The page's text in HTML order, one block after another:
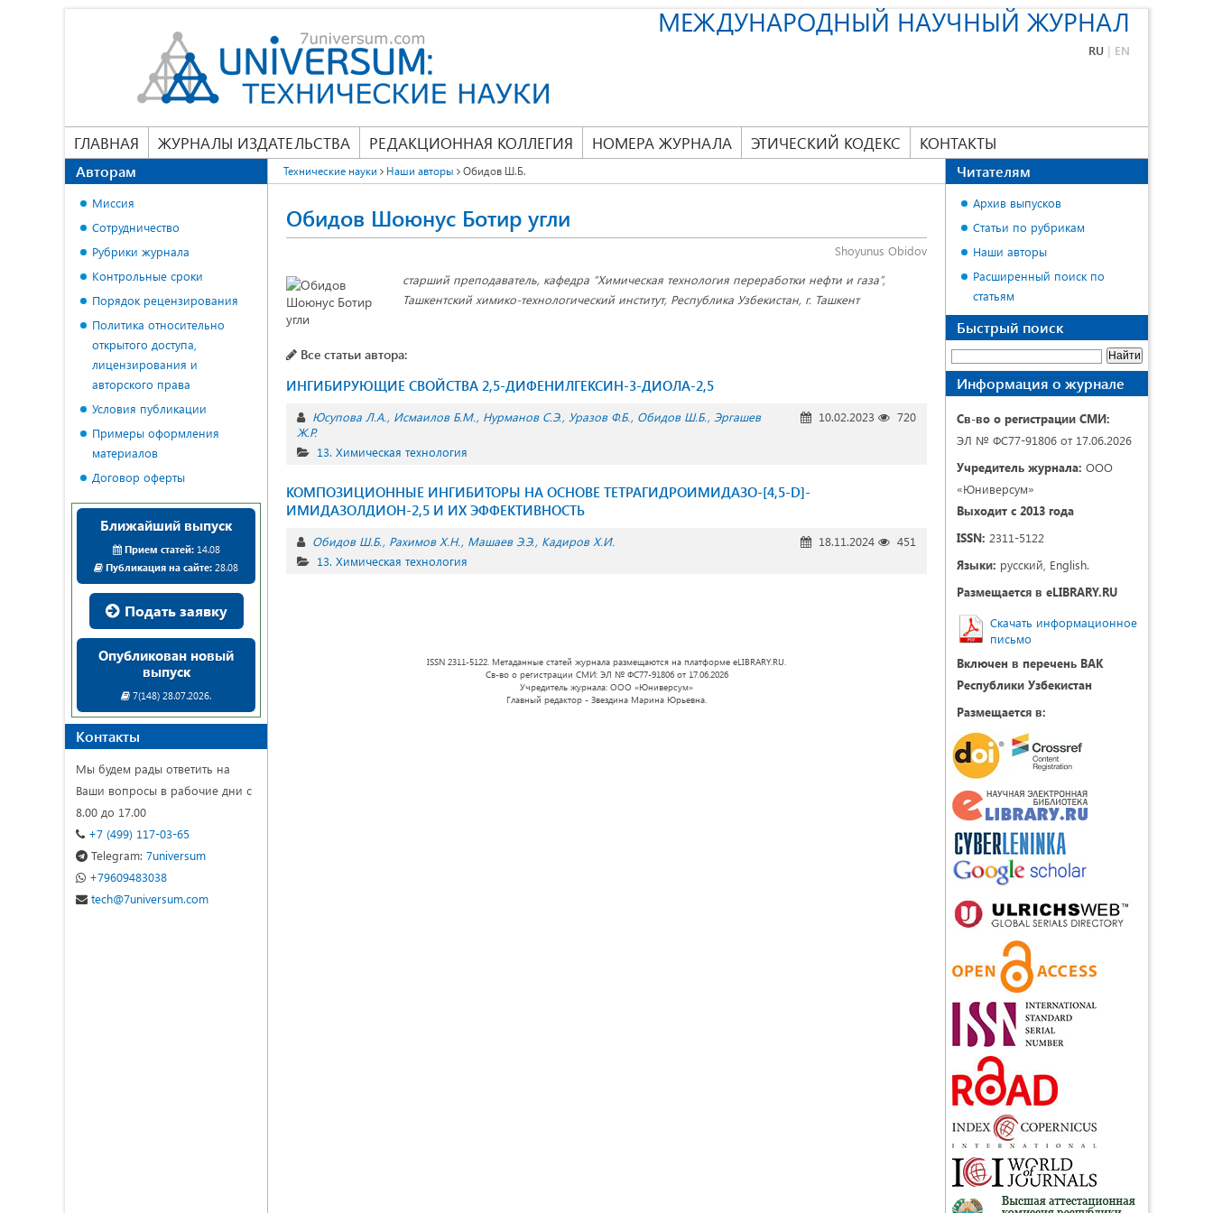
МЕЖДУНАРОДНЫЙ НАУЧНЫЙ ЖУРНАЛ
RU | EN
ГЛАВНАЯ ЖУРНАЛЫ ИЗДАТЕЛЬСТВА РЕДАКЦИОННАЯ КОЛЛЕГИЯ НОМЕРА ЖУРНАЛА ЭТИЧЕСКИЙ КОДЕКС КОНТАКТЫ
Технические науки Наши авторы Обидов Ш.Б.
Обидов Шоюнус Ботир угли
Shoyunus Obidov
старший преподаватель, кафедра “Химическая технология переработки нефти и газа”,
Ташкентский химико-технологический институт, Республика Узбекистан, г. Ташкент
Все статьи автора:
ИНГИБИРУЮЩИЕ СВОЙСТВА 2,5-ДИФЕНИЛГЕКСИН-3-ДИОЛА-2,5
Юсупова Л.А. Исмаилов Б.М. Нурманов С.Э. Уразов Ф.Б. Обидов Ш.Б. Эргашев
Ж.Р.
10.02.2023 720
13. Химическая технология
КОМПОЗИЦИОННЫЕ ИНГИБИТОРЫ НА ОСНОВЕ ТЕТРАГИДРОИМИДАЗО-[4,5-D]-
ИМИДАЗОЛДИОН-2,5 И ИХ ЭФФЕКТИВНОСТЬ
Обидов Ш.Б. Рахимов Х.Н. Машаев Э.Э. Кадиров Х.И. 18.11.2024
451
13. Химическая технология
ISSN 2311-5122. Метаданные статей журнала размещаются на платформе eLIBRARY.RU.
Св-во о регистрации СМИ: ЭЛ № ФС77-91806 от 17.06.2026
Учредитель журнала: ООО «Юниверсум»
Главный редактор - Звездина Марина Юрьевна.
Авторам
Миссия
Сотрудничество
Рубрики журнала
Контрольные сроки
Порядок рецензирования
Политика относительно
открытого доступа,
лицензирования и
авторского права
Условия публикации
Примеры оформления
материалов
Договор оферты
Ближайший выпуск
Прием статей:14.08
Публикация на сайте: 28.08
Подать заявку
Опубликован новый
выпуск
7(148) 28.07.2026.
Контакты
Мы будем рады ответить на
Ваши вопросы в рабочие дни с
8.00 до 17.00
+7 (499) 117-03-65
Telegram: 7universum
+79609483038
tech@7universum.com
Читателям
Архив выпусков
Статьи по рубрикам
Наши авторы
Расширенный поиск по
статьям
Быстрый поиск
Информация о журнале
Св-во о регистрации СМИ:
ЭЛ № ФС77-91806 от 17.06.2026
Учредитель журнала: ООО
«Юниверсум»
Выходит с 2013 года
ISSN: 2311-5122
Языки: русский, English.
Размещается в eLIBRARY.RU
Скачать информационное
письмо
Включен в перечень ВАК
Республики Узбекистан
Размещается в: